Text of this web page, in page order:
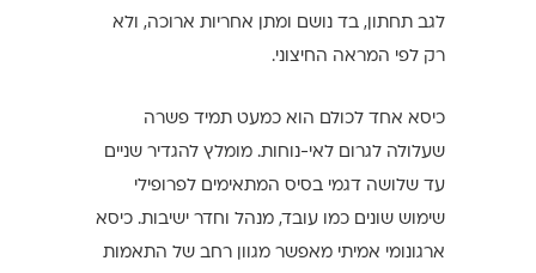
לגב תחתון, בד נושם ומתן אחריות ארוכה, ולא
רק לפי המראה החיצוני.
כיסא אחד לכולם הוא כמעט תמיד פשרה
שעלולה לגרום לאי-נוחות. מומלץ להגדיר שניים
עד שלושה דגמי בסיס המתאימים לפרופילי
שימוש שונים כמו עובד, מנהל וחדר ישיבות. כיסא
ארגונומי אמיתי מאפשר מגוון רחב של התאמות